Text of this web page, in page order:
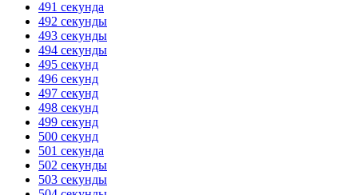
491 секунда
492 секунды
493 секунды
494 секунды
495 секунд
496 секунд
497 секунд
498 секунд
499 секунд
500 секунд
501 секунда
502 секунды
503 секунды